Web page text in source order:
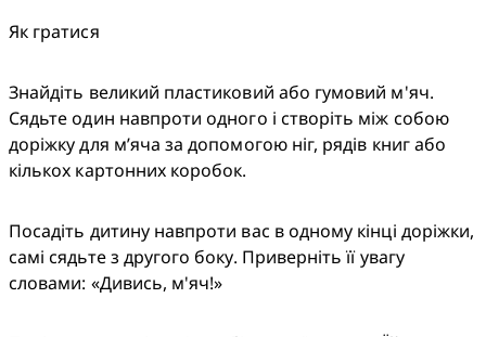
Як гратися
Знайдіть великий пластиковий або гумовий м'яч.
Сядьте один навпроти одного і створіть між собою
доріжку для м’яча за допомогою ніг, рядів книг або
кількох картонних коробок.
Посадіть дитину навпроти вас в одному кінці доріжки,
самі сядьте з другого боку. Приверніть її увагу
словами: «Дивись, м'яч!»